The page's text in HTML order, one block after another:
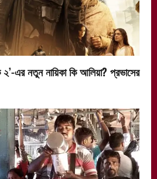
২’-এর নতুন নায়িকা কি আলিয়া? প্রভাসের